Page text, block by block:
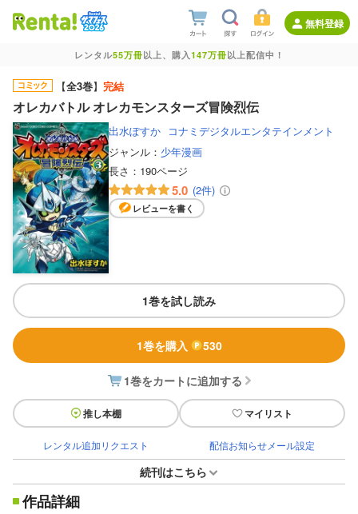
無料登録
レンタル55万冊以上、購入147万冊以上配信中！
【全3巻】 完結
オレカバトル オレカモンスターズ冒険烈伝
出水ぽすか コナミデジタルエンタテインメント
ジャンル： 少年漫画
長さ： 190ページ
5.0 (2件)
レビューを書く
1巻を試し読み
1巻を購入 530
1巻をカートに追加する
推し本棚 マイリスト
レンタル追加リクエスト 配信お知らせメール設定
続刊はこちら
作品詳細